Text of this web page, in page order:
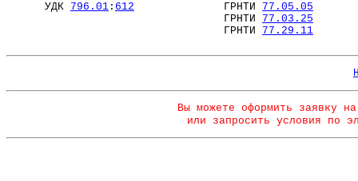
УДК 796.01 : 612 ГРНТИ 77.05.05
ГРНТИ 77.03.25
ГРНТИ 77.29.11
Вы можете оформить заявку
или запросить условия по